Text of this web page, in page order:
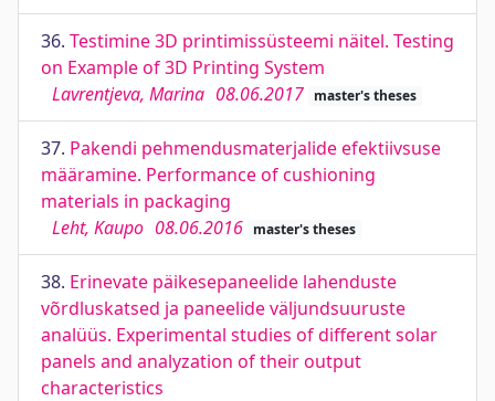
36. Testimine 3D printimissüsteemi näitel. Testing
on Example of 3D Printing System
Lavrentjeva, Marina 08.06.2017 master's theses
37. Pakendi pehmendusmaterjalide efektiivsuse
määramine. Performance of cushioning
materials in packaging
Leht, Kaupo 08.06.2016 master's theses
38. Erinevate päikesepaneelide lahenduste
võrdluskatsed ja paneelide väljundsuuruste
analüüs. Experimental studies of different solar
panels and analyzation of their output
characteristics